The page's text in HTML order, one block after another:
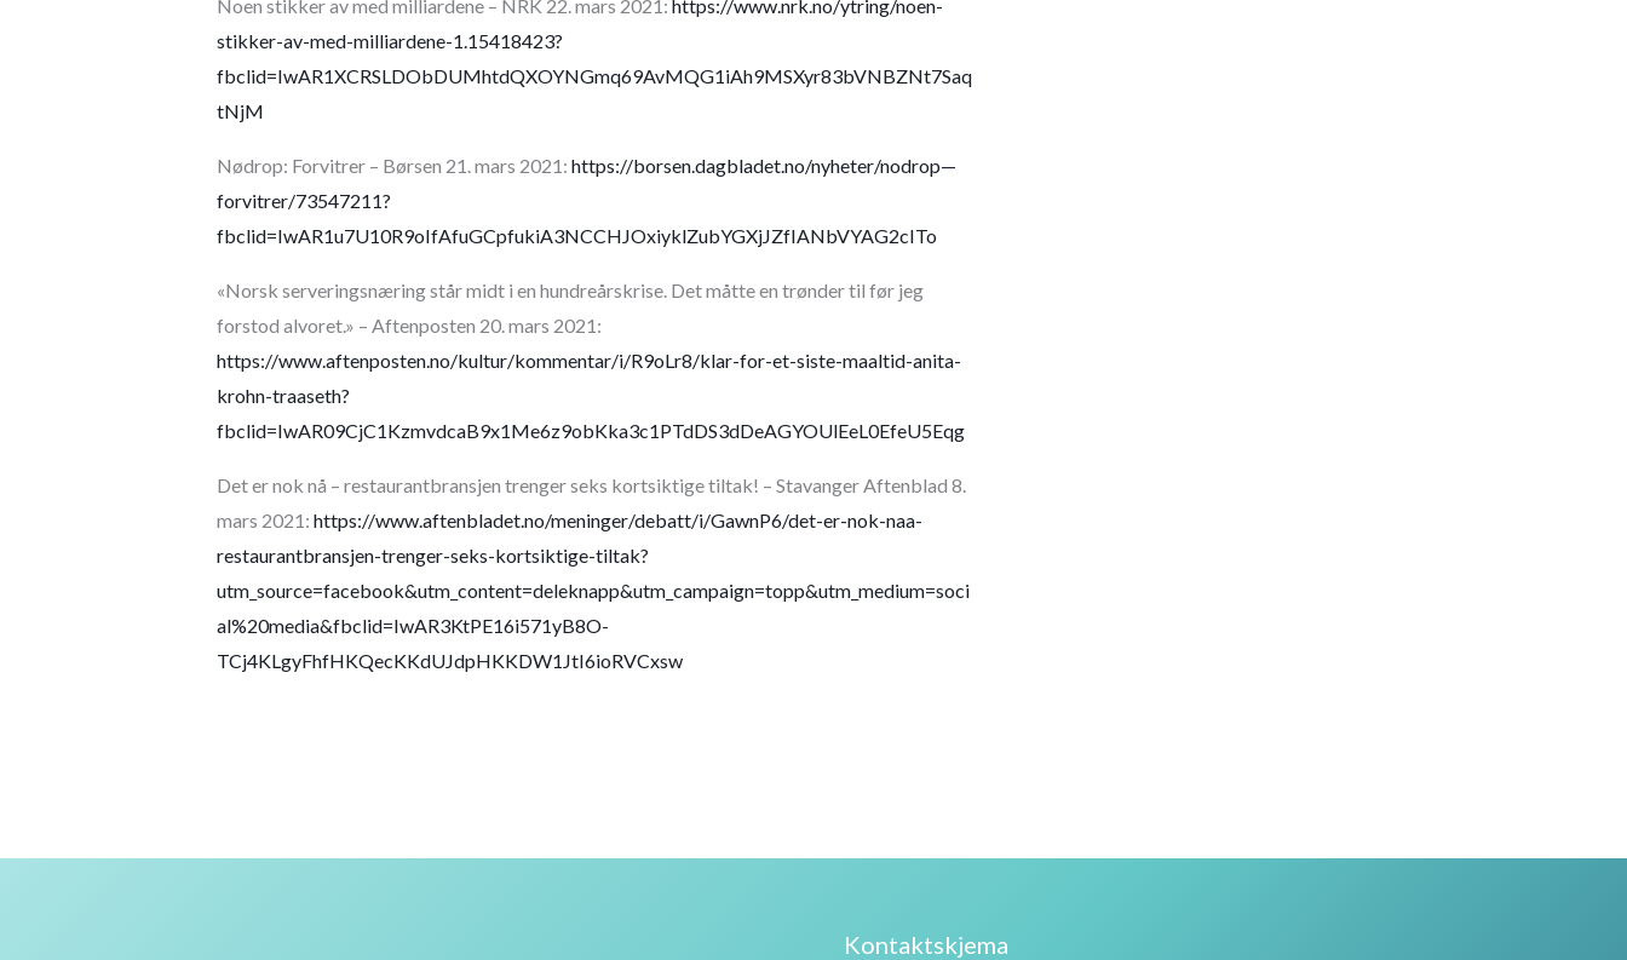
Noen stikker av med milliardene – NRK 22. mars 2021: https://www.nrk.no/ytring/noen-
stikker-av-med-milliardene-1.15418423?
fbclid=IwAR1XCRSLDObDUMhtdQXOYNGmq69AvMQG1iAh9MSXyr83bVNBZNt7Saq
tNjM
Nødrop: Forvitrer – Børsen 21. mars 2021: https://borsen.dagbladet.no/nyheter/nodrop—
forvitrer/73547211?
fbclid=IwAR1u7U10R9oIfAfuGCpfukiA3NCCHJOxiyklZubYGXjJZfIANbVYAG2cITo
«Norsk serveringsnæring står midt i en hundreårskrise. Det måtte en trønder til før jeg
forstod alvoret.» – Aftenposten 20. mars 2021:
https://www.aftenposten.no/kultur/kommentar/i/R9oLr8/klar-for-et-siste-maaltid-anita-
krohn-traaseth?
fbclid=IwAR09CjC1KzmvdcaB9x1Me6z9obKka3c1PTdDS3dDeAGYOUlEeL0EfeU5Eqg
Det er nok nå – restaurantbransjen trenger seks kortsiktige tiltak! – Stavanger Aftenblad 8.
mars 2021: https://www.aftenbladet.no/meninger/debatt/i/GawnP6/det-er-nok-naa-
restaurantbransjen-trenger-seks-kortsiktige-tiltak?
utm_source=facebook&utm_content=deleknapp&utm_campaign=topp&utm_medium=soci
al%20media&fbclid=IwAR3KtPE16i571yB8O-
TCj4KLgyFhfHKQecKKdUJdpHKKDW1JtI6ioRVCxsw
Kontaktskjema